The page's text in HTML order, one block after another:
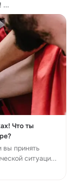
...
Что ты
вы принять
ситуаци...